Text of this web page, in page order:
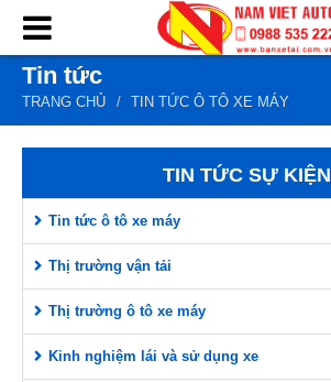
Trang chủ
Sản phẩm
Trọng tải
Nhãn hiệu
Tin tức
Giới thiệu
Tin tức
TRANG CHỦ TIN TỨC Ô TÔ XE MÁY
TIN TỨC SỰ KIỆN
Tin tức ô tô xe máy
Thị trường vận tải
Thị trường ô tô xe máy
Kinh nghiệm lái và sử dụng xe